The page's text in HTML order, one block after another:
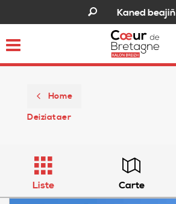
Kaned beajiñ
Toggle
Home
Deiziataer
Liste Carte